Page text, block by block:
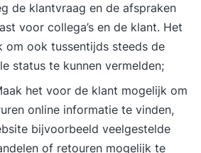
de klantvraag en de afspraken
voor collega’s en de klant. Het
om ook tussentijds steeds de
status te kunnen vermelden;
het voor de klant mogelijk om
online informatie te vinden,
bijvoorbeeld veelgestelde
of retouren mogelijk te